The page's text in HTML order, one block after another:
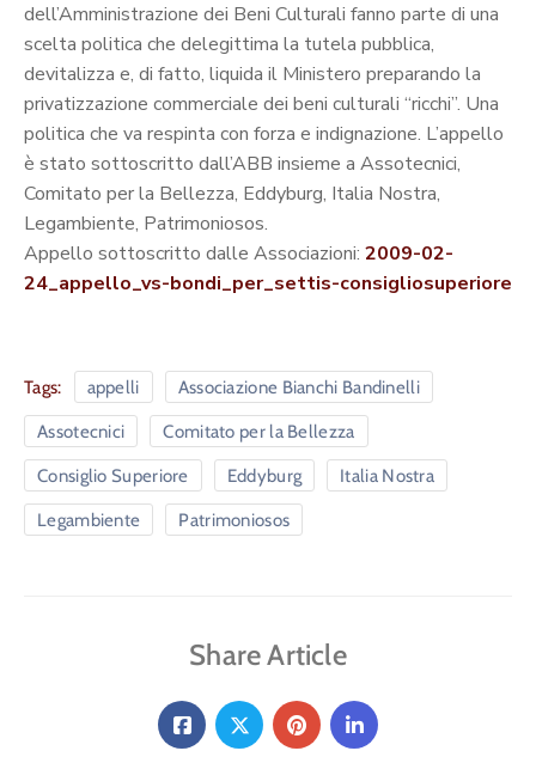
dell’Amministrazione dei Beni Culturali fanno parte di una
scelta politica che delegittima la tutela pubblica,
devitalizza e, di fatto, liquida il Ministero preparando la
privatizzazione commerciale dei beni culturali “ricchi”. Una
politica che va respinta con forza e indignazione. L’appello
è stato sottoscritto dall’ABB insieme a Assotecnici,
Comitato per la Bellezza, Eddyburg, Italia Nostra,
Legambiente, Patrimoniosos.
Appello sottoscritto dalle Associazioni: 2009-02-
24_appello_vs-bondi_per_settis-consigliosuperiore
Tags: appelli Associazione Bianchi Bandinelli
Assotecnici Comitato per la Bellezza
Consiglio Superiore Eddyburg Italia Nostra
Legambiente Patrimoniosos
Share Article